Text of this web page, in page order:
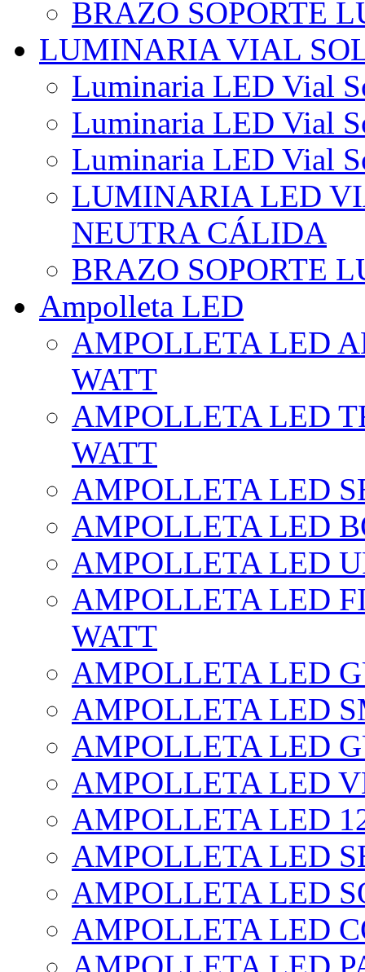
BRAZO SOPORTE
LUMINARIA VIAL
Luminaria LED Vial
Luminaria LED Vial
Luminaria LED Vial
LUMINARIA LED
NEUTRA CÁLIDA
BRAZO SOPORTE
Ampolleta LED
AMPOLLETA LED
WATT
AMPOLLETA LED
WATT
AMPOLLETA LED
AMPOLLETA LED
AMPOLLETA LED
AMPOLLETA LED
WATT
AMPOLLETA LED
AMPOLLETA LED
AMPOLLETA LED
AMPOLLETA LED
AMPOLLETA LED
AMPOLLETA LED
AMPOLLETA LED
AMPOLLETA LED